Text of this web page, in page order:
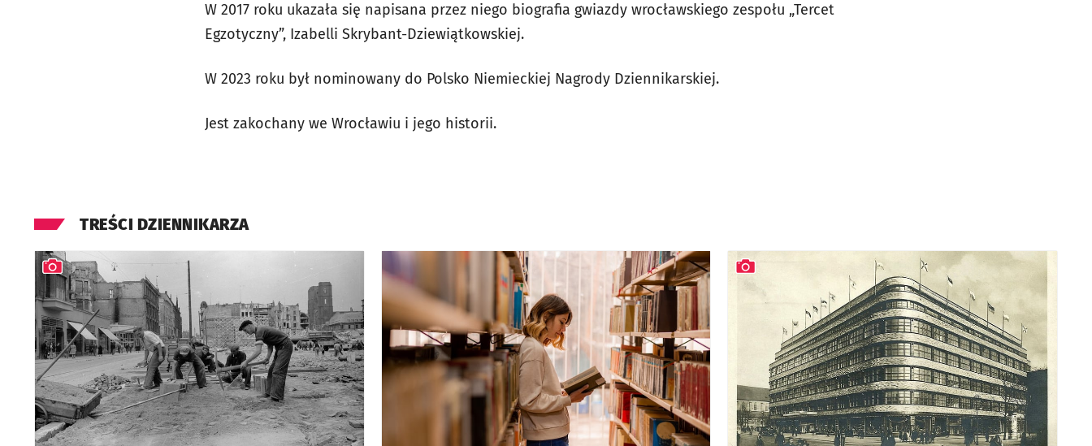
W 2017 roku ukazała się napisana przez niego biografia gwiazdy wrocławskiego zespołu „Tercet
Egzotyczny”, Izabelli Skrybant-Dziewiątkowskiej.
W 2023 roku był nominowany do Polsko Niemieckiej Nagrody Dziennikarskiej.
Jest zakochany we Wrocławiu i jego historii.
TREŚCI DZIENNIKARZA